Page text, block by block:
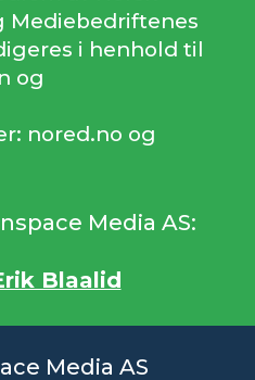
Mediebedriftenes
i henhold til
og
nored.no og
Media AS:
Blaalid
Media AS